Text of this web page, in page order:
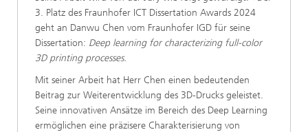
3. Platz des Fraunhofer ICT Dissertation Awards 2024
geht an Danwu Chen vom Fraunhofer IGD für seine
Dissertation: Deep learning for characterizing full-color
3D printing processes.
Mit seiner Arbeit hat Herr Chen einen bedeutenden
Beitrag zur Weiterentwicklung des 3D-Drucks geleistet.
Seine innovativen Ansätze im Bereich des Deep Learning
ermöglichen eine präzisere Charakterisierung von